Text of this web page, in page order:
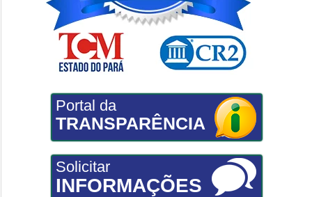
Portal da
TRANSPARÊNCIA
Solicitar
INFORMAÇÕES